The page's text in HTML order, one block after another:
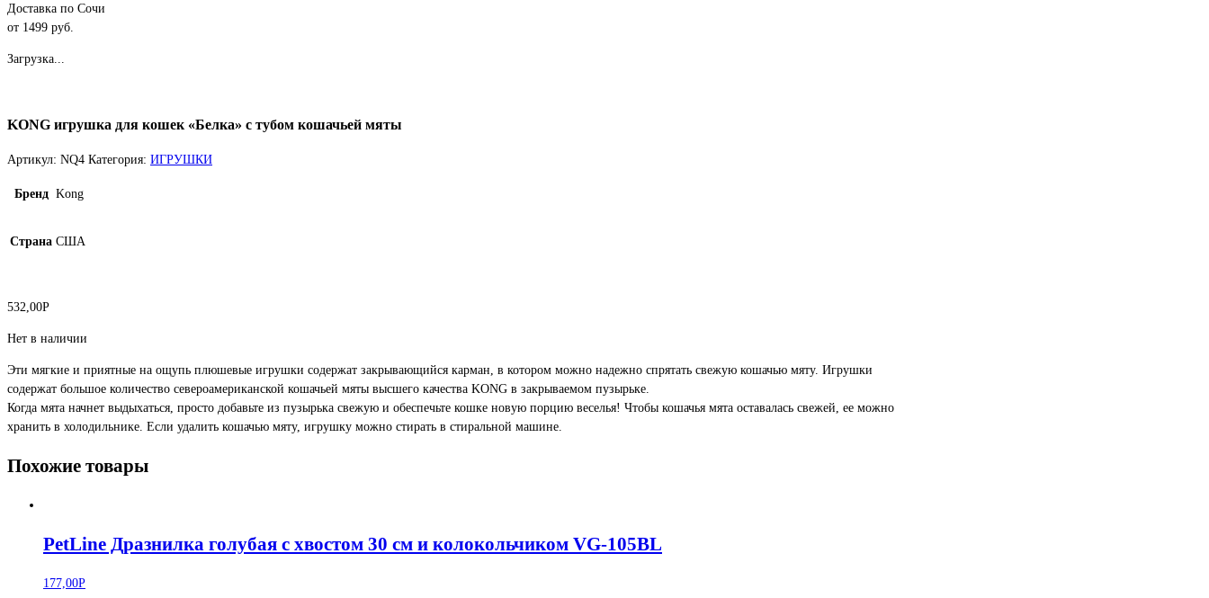
Доставка по Сочи
от 1499 руб.
Загрузка...
KONG игрушка для кошек «Белка» с тубом кошачьей мяты
Артикул: NQ4 Категория: ИГРУШКИ
Бренд Kong
Страна США
532,00Р
Нет в наличии
Эти мягкие и приятные на ощупь плюшевые игрушки содержат закрывающийся карман, в котором можно надежно спрятать свежую кошачью мяту. Игрушки
содержат большое количество североамериканской кошачьей мяты высшего качества KONG в закрываемом пузырьке.
Когда мята начнет выдыхаться, просто добавьте из пузырька свежую и обеспечьте кошке новую порцию веселья! Чтобы кошачья мята оставалась свежей, ее можно
хранить в холодильнике. Если удалить кошачью мяту, игрушку можно стирать в стиральной машине.
Похожие товары
PetLine Дразнилка голубая с хвостом 30 см и колокольчиком VG-105BL
177,00Р